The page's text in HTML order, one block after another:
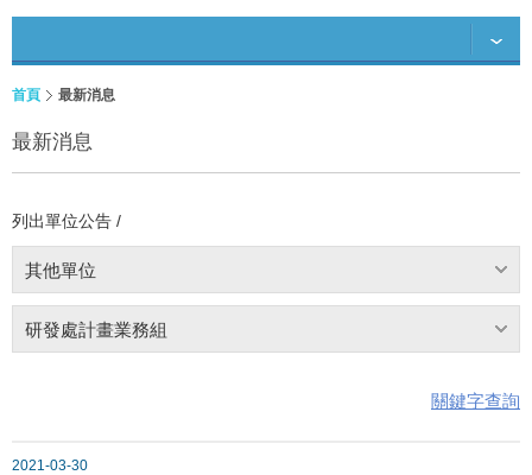
首頁 最新消息
最新消息
列出單位公告 /
其他單位
研發處計畫業務組
關鍵字查詢
2021-03-30